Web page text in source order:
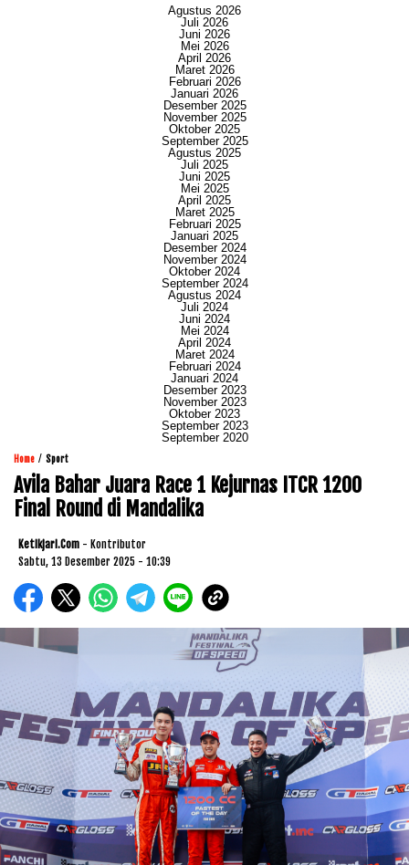
Agustus 2026
Juli 2026
Juni 2026
Mei 2026
April 2026
Maret 2026
Februari 2026
Januari 2026
Desember 2025
November 2025
Oktober 2025
September 2025
Agustus 2025
Juli 2025
Juni 2025
Mei 2025
April 2025
Maret 2025
Februari 2025
Januari 2025
Desember 2024
November 2024
Oktober 2024
September 2024
Agustus 2024
Juli 2024
Juni 2024
Mei 2024
April 2024
Maret 2024
Februari 2024
Januari 2024
Desember 2023
November 2023
Oktober 2023
September 2023
September 2020
Home / Sport
Avila Bahar Juara Race 1 Kejurnas ITCR 1200
Final Round di Mandalika
Ketikjari.com - Kontributor
Sabtu, 13 Desember 2025 - 10:39